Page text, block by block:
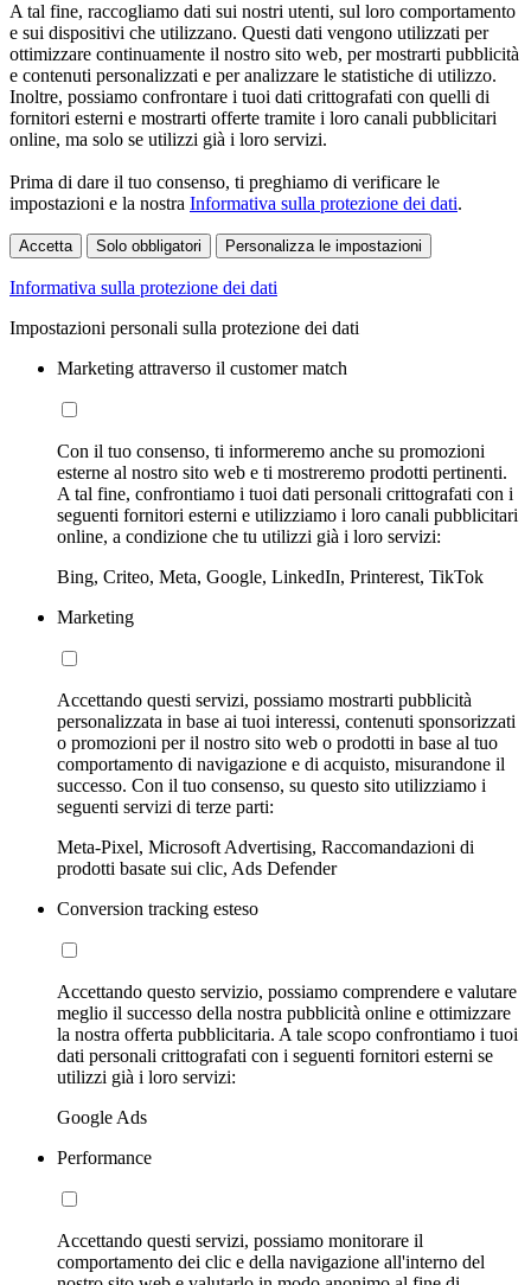
A tal fine, raccogliamo dati sui nostri utenti, sul loro comportamento
e sui dispositivi che utilizzano. Questi dati vengono utilizzati per
ottimizzare continuamente il nostro sito web, per mostrarti pubblicità
e contenuti personalizzati e per analizzare le statistiche di utilizzo.
Inoltre, possiamo confrontare i tuoi dati crittografati con quelli di
fornitori esterni e mostrarti offerte tramite i loro canali pubblicitari
online, ma solo se utilizzi già i loro servizi.
Prima di dare il tuo consenso, ti preghiamo di verificare le
impostazioni e la nostra Informativa sulla protezione dei dati.
Accetta Solo obbligatori Personalizza le impostazioni
Informativa sulla protezione dei dati
Impostazioni personali sulla protezione dei dati
Marketing attraverso il customer match
Con il tuo consenso, ti informeremo anche su promozioni
esterne al nostro sito web e ti mostreremo prodotti pertinenti.
A tal fine, confrontiamo i tuoi dati personali crittografati con i
seguenti fornitori esterni e utilizziamo i loro canali pubblicitari
online, a condizione che tu utilizzi già i loro servizi:
Bing, Criteo, Meta, Google, LinkedIn, Printerest, TikTok
Marketing
Accettando questi servizi, possiamo mostrarti pubblicità
personalizzata in base ai tuoi interessi, contenuti sponsorizzati
o promozioni per il nostro sito web o prodotti in base al tuo
comportamento di navigazione e di acquisto, misurandone il
successo. Con il tuo consenso, su questo sito utilizziamo i
seguenti servizi di terze parti:
Meta-Pixel, Microsoft Advertising, Raccomandazioni di
prodotti basate sui clic, Ads Defender
Conversion tracking esteso
Accettando questo servizio, possiamo comprendere e valutare
meglio il successo della nostra pubblicità online e ottimizzare
la nostra offerta pubblicitaria. A tale scopo confrontiamo i tuoi
dati personali crittografati con i seguenti fornitori esterni se
utilizzi già i loro servizi:
Google Ads
Performance
Accettando questi servizi, possiamo monitorare il
comportamento dei clic e della navigazione all'interno del